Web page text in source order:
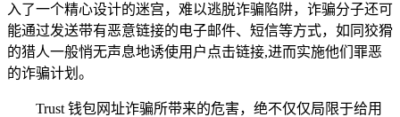
入了一个精心设计的迷宫，难以逃脱诈骗陷阱，诈骗分子还可
能通过发送带有恶意链接的电子邮件、短信等方式，如同狡猾
的猎人一般悄无声息地诱使用户点击链接,进而实施他们罪恶
的诈骗计划。
Trust 钱包网址诈骗所带来的危害，绝不仅仅局限于给用